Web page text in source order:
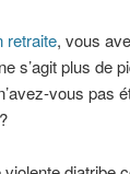
retraite, vous
s’agit plus de
vous pas